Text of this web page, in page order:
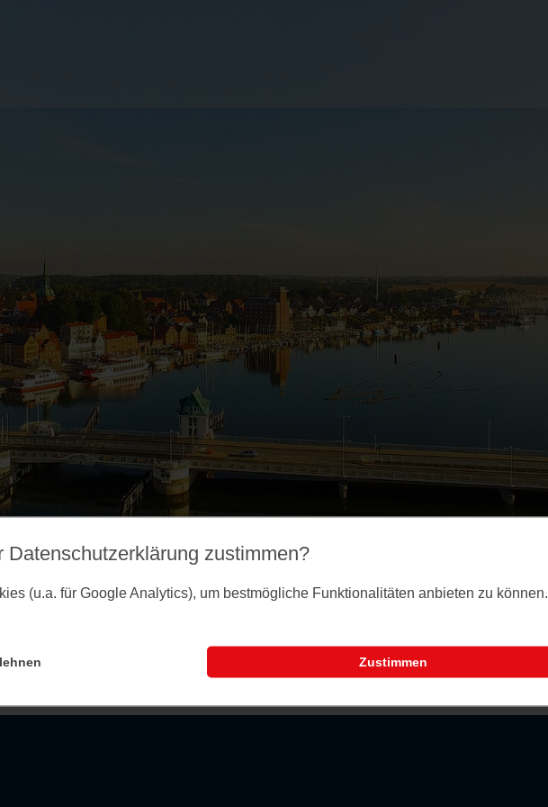
Datenschutz­erklärung zustimmen?
(u.a. für Google Analytics), um bestmögliche Funktionalitäten anbieten zu können.
Zustimmen